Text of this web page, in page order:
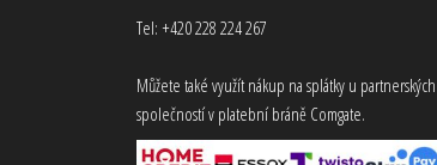
Tel: +420 228 224 267
Můžete také využít nákup na splátky u partnerských
společností v platební bráně Comgate.